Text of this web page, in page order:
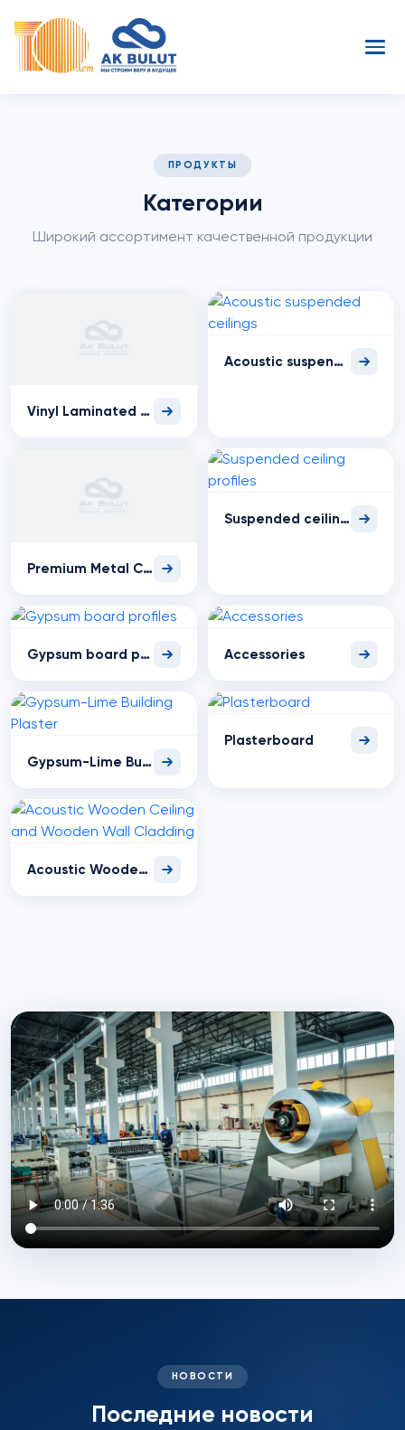
ПРОДУКТЫ
Категории
Широкий ассортимент качественной продукции
Vinyl Laminated Suspended Ceilings
Acoustic suspended ceilings
Premium Metal Ceilings
Suspended ceiling profiles
Gypsum board profiles Accessories
Gypsum-Lime Building Plaster
Plasterboard
Acoustic Wooden Ceiling and Wooden Wall Cladding
НОВОСТИ
Последние новости